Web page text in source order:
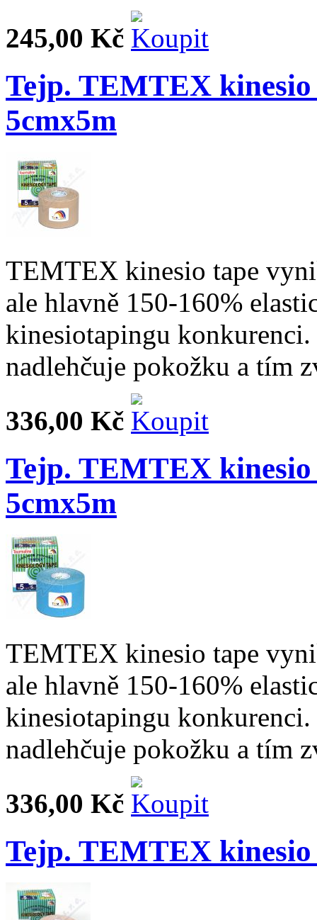
245,00 Kč
Tejp. TEMTEX kinesio
5cmx5m
TEMTEX kinesio tape
ale hlavně 150-160%
kinesiotapingu
nadlehčuje pokožku a tím
336,00 Kč
Tejp. TEMTEX
5cmx5m
TEMTEX kinesio tape
ale hlavně 150-160%
kinesiotapingu
nadlehčuje pokožku a tím
336,00 Kč
Tejp. TEMTEX kinesio